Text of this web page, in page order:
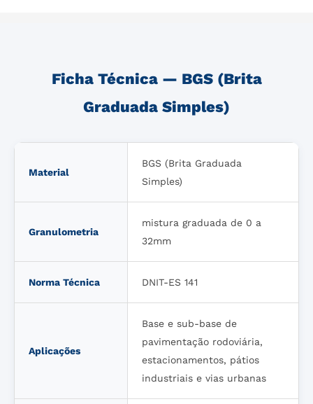
Ficha Técnica — BGS (Brita
Graduada Simples)
Material
BGS (Brita Graduada
Simples)
Granulometria
mistura graduada de 0 a
32mm
Norma Técnica DNIT-ES 141
Aplicações
Base e sub-base de
pavimentação rodoviária,
estacionamentos, pátios
industriais e vias urbanas